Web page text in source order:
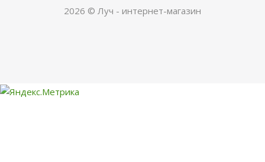
2026 © Луч - интернет-магазин